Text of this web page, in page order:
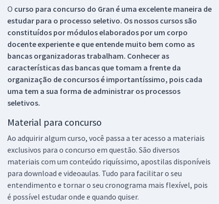
O curso para concurso do Gran é uma excelente maneira de
estudar para o processo seletivo. Os nossos cursos são
constituídos por módulos elaborados por um corpo
docente experiente e que entende muito bem como as
bancas organizadoras trabalham. Conhecer as
características das bancas que tomam a frente da
organização de concursos é importantíssimo, pois cada
uma tem a sua forma de administrar os processos
seletivos.
Material para concurso
Ao adquirir algum curso, você passa a ter acesso a materiais
exclusivos para o concurso em questão. São diversos
materiais com um conteúdo riquíssimo, apostilas disponíveis
para download e videoaulas. Tudo para facilitar o seu
entendimento e tornar o seu cronograma mais flexível, pois
é possível estudar onde e quando quiser.